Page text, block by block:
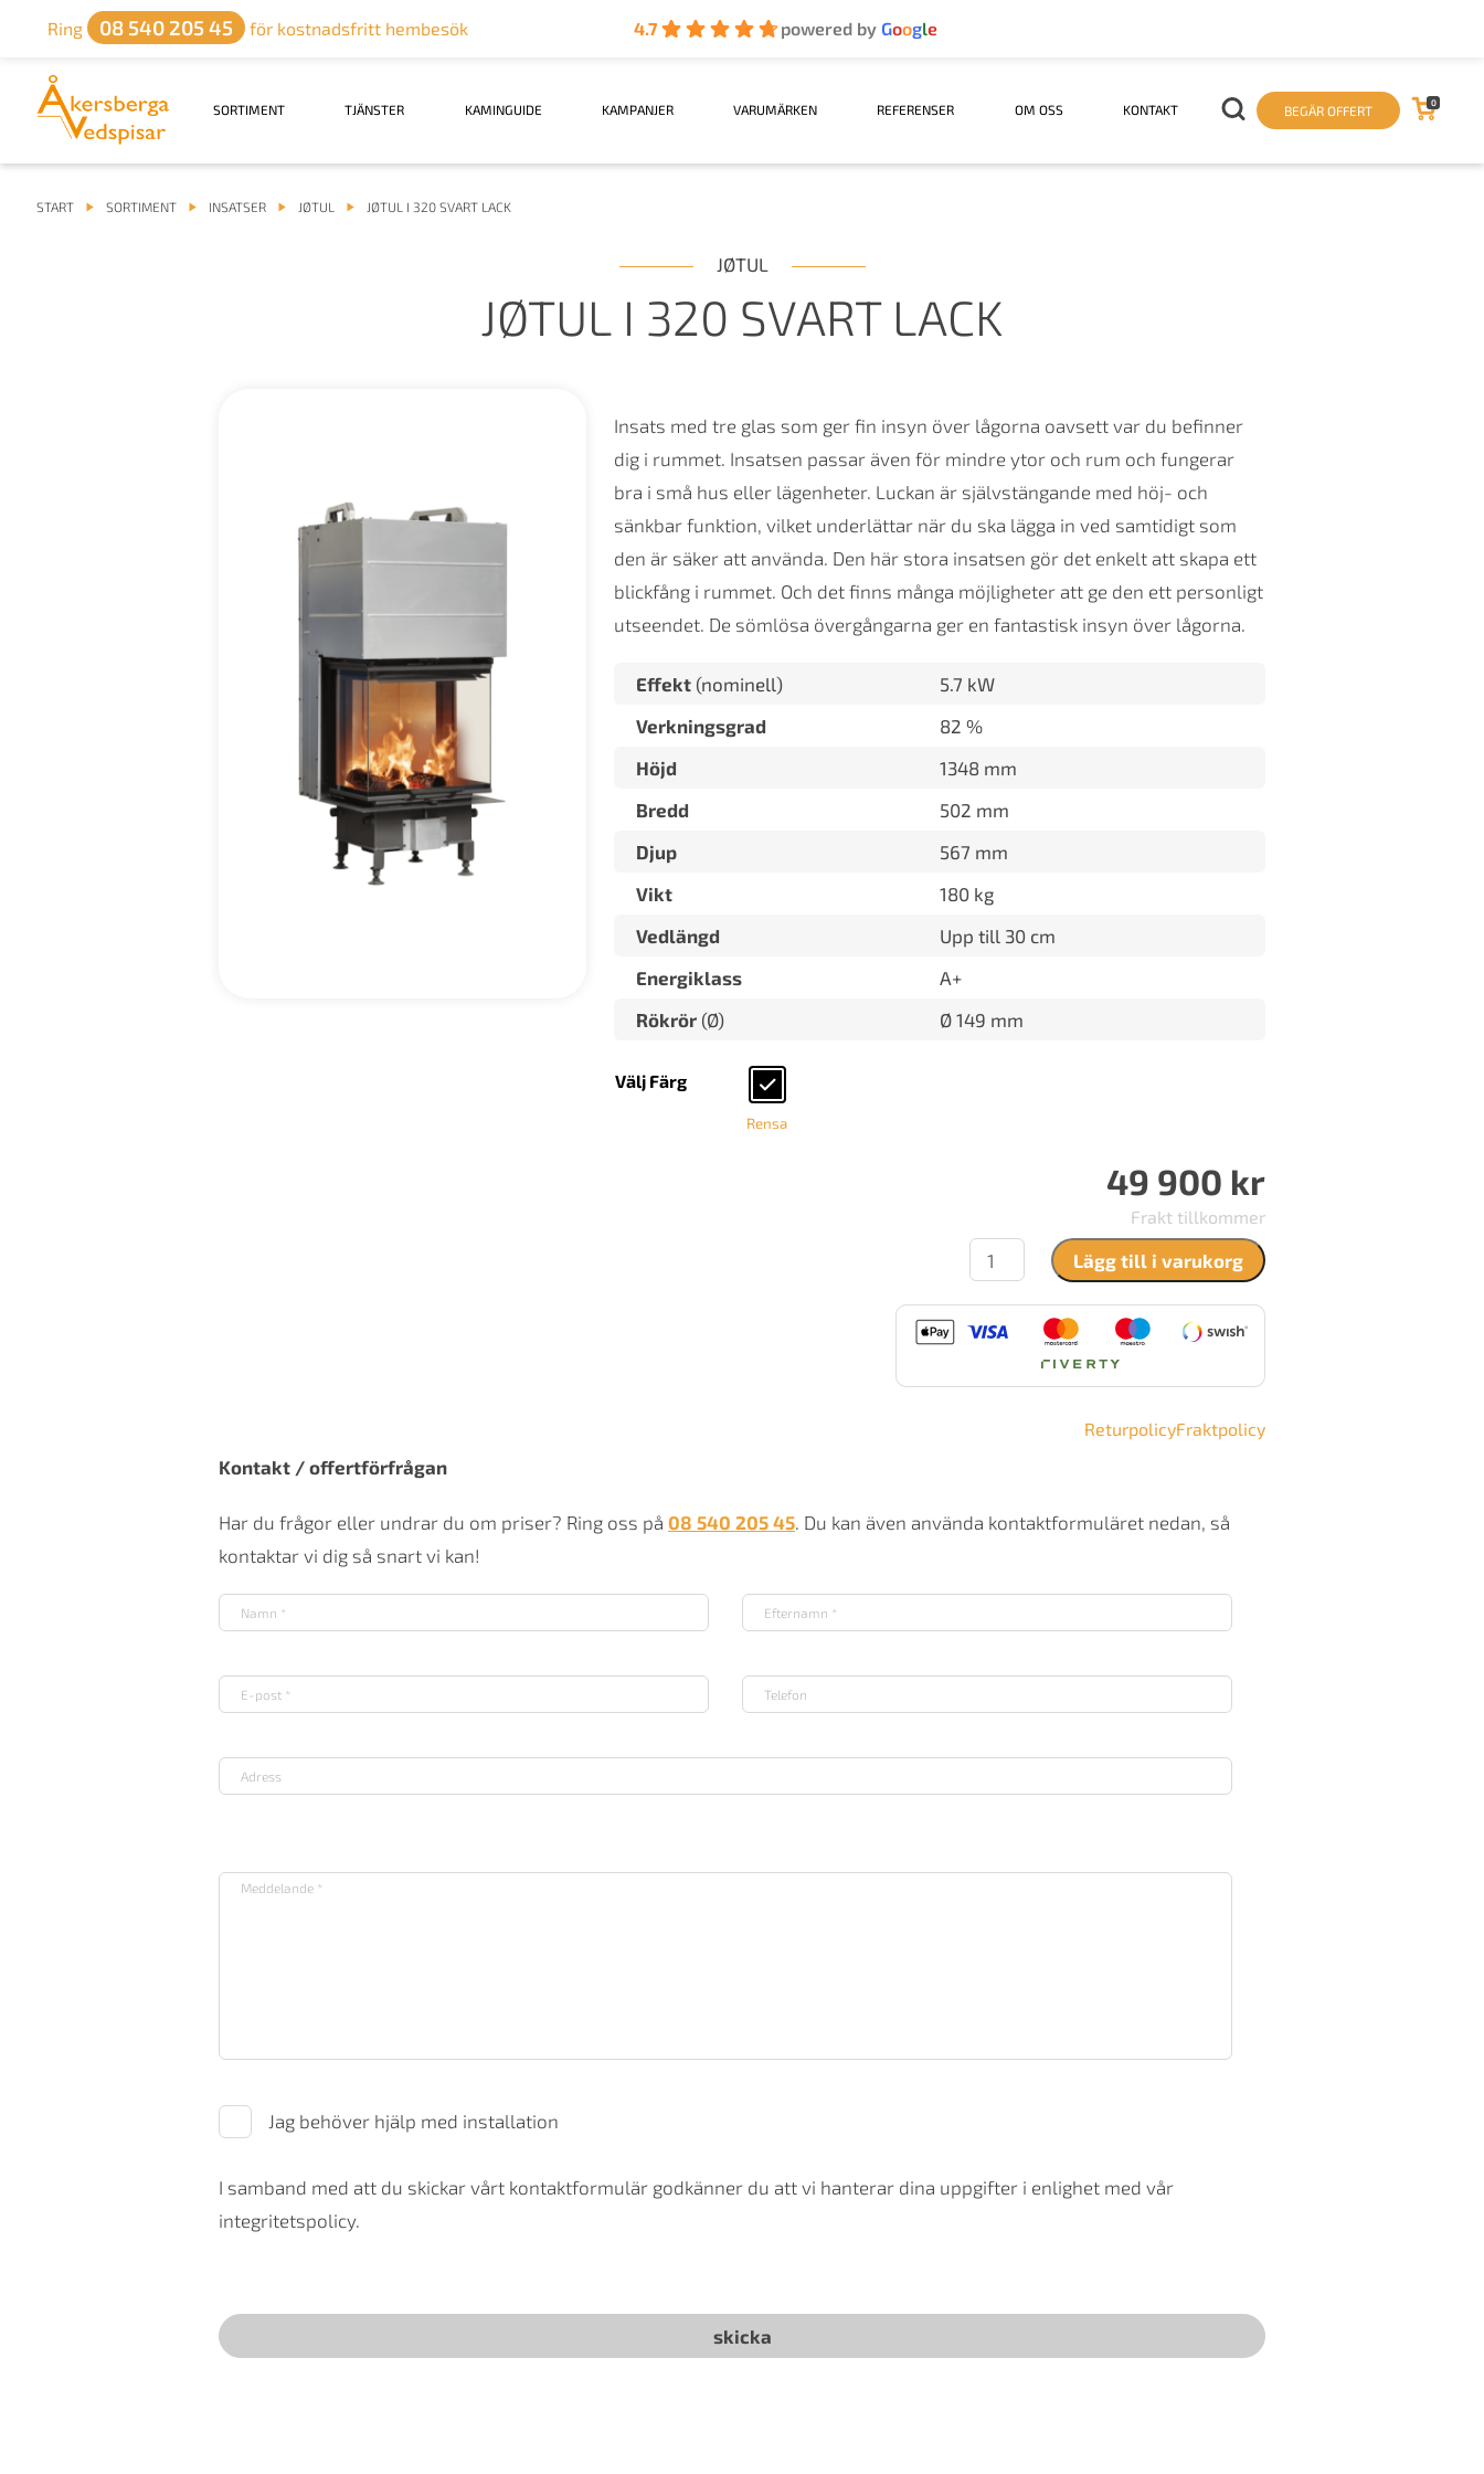
Ring 08 540 205 45 för kostnadsfritt hembesök 4.7 powered byGoogle
SORTIMENT TJÄNSTER KAMINGUIDE KAMPANJER VARUMÄRKEN REFERENSER OM OSS KONTAKT BEGÄR OFFERT 0
START SORTIMENT INSATSER JØTUL JØTUL I 320 SVART LACK
JØTUL
JØTUL I 320 SVART LACK
Insats med tre glas som ger fin insyn över lågorna oavsett var du befinner
dig i rummet. Insatsen passar även för mindre ytor och rum och fungerar
bra i små hus eller lägenheter. Luckan är självstängande med höj- och
sänkbar funktion, vilket underlättar när du ska lägga in ved samtidigt som
den är säker att använda. Den här stora insatsen gör det enkelt att skapa ett
blickfång i rummet. Och det finns många möjligheter att ge den ett personligt
utseendet. De sömlösa övergångarna ger en fantastisk insyn över lågorna.
Effekt (nominell)
5.7 kW
Verkningsgrad
82 %
Höjd
1348 mm
Bredd
502 mm
Djup
567 mm
Vikt
180 kg
Vedlängd
Upp till 30 cm
Energiklass
A+
Rökrör (Ø) Ø 149 mm
Välj Färg
Rensa
49 900 kr
Frakt tillkommer
JØTUL
Svart
lack
Lägg till i varukorg
ReturpolicyFraktpolicy
Kontakt / offertförfrågan
Har du frågor eller undrar du om priser? Ring oss på 08 540 205 45. Du kan även använda kontaktformuläret nedan, så
kontaktar vi dig så snart vi kan!
Jag behöver hjälp med installation
I samband med att du skickar vårt kontaktformulär godkänner du att vi hanterar dina uppgifter i enlighet med vår
integritetspolicy.